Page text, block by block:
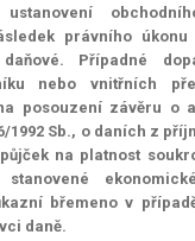
právního
Případné
nebo vnitřních
posouzení závěru o
1992 Sb., o daních z
na platnost
břemeno v
daně.